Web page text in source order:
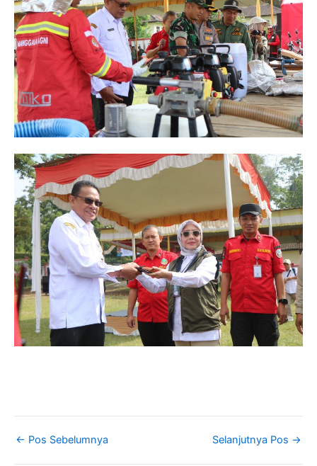
← Pos Sebelumnya Selanjutnya Pos →